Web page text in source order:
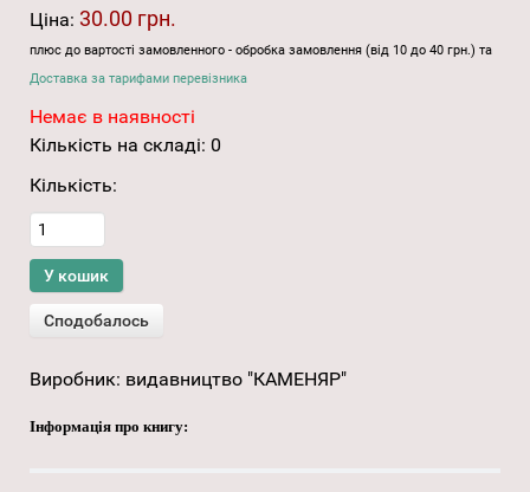
Ціна: 30.00 грн.
плюс до вартості замовленного - обробка замовлення (від 10 до 40 грн.) та
Доставка за тарифами перевізника
Немає в наявності
Кількість на складі: 0
Кількість:
Виробник: видавництво "КАМЕНЯР"
Інформація про книгу: